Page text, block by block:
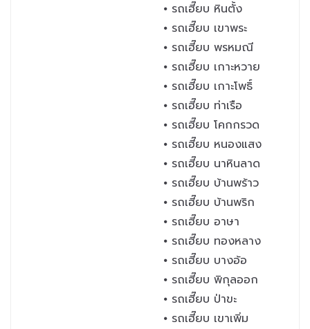
⦁ รถเฮี๊ยบ หินตั้ง
⦁ รถเฮี๊ยบ เขาพระ
⦁ รถเฮี๊ยบ พรหมณี
⦁ รถเฮี๊ยบ เกาะหวาย
⦁ รถเฮี๊ยบ เกาะโพธิ์
⦁ รถเฮี๊ยบ ท่าเรือ
⦁ รถเฮี๊ยบ โคกกรวด
⦁ รถเฮี๊ยบ หนองแสง
⦁ รถเฮี๊ยบ นาหินลาด
⦁ รถเฮี๊ยบ บ้านพร้าว
⦁ รถเฮี๊ยบ บ้านพริก
⦁ รถเฮี๊ยบ อาษา
⦁ รถเฮี๊ยบ ทองหลาง
⦁ รถเฮี๊ยบ บางอ้อ
⦁ รถเฮี๊ยบ พิกุลออก
⦁ รถเฮี๊ยบ ป่าขะ
⦁ รถเฮี๊ยบ เขาเพิ่ม